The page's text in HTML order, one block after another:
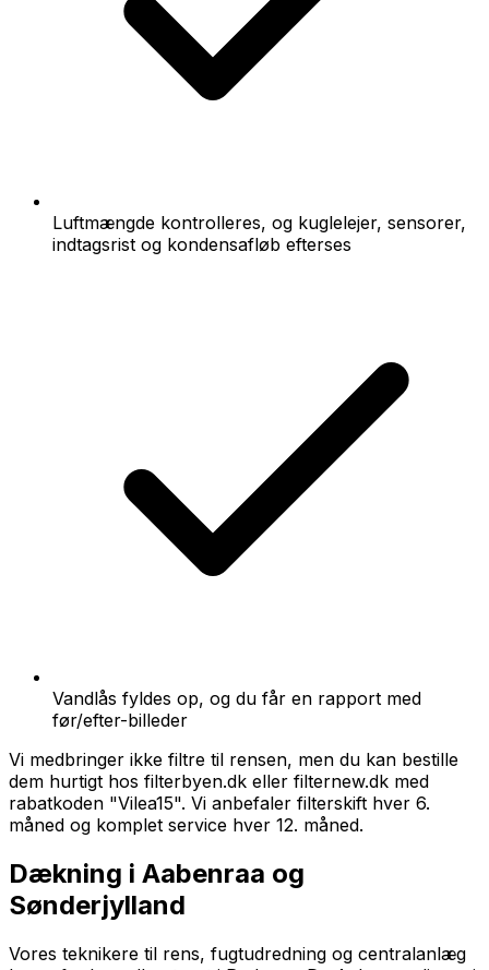
Luftmængde kontrolleres, og kuglelejer, sensorer,
indtagsrist og kondensafløb efterses
Vandlås fyldes op, og du får en rapport med
før/efter-billeder
Vi medbringer ikke filtre til rensen, men du kan bestille
dem hurtigt hos filterbyen.dk eller filternew.dk med
rabatkoden "Vilea15". Vi anbefaler filterskift hver 6.
måned og komplet service hver 12. måned.
Dækning i Aabenraa og
Sønderjylland
Vores teknikere til rens, fugtudredning og centralanlæg